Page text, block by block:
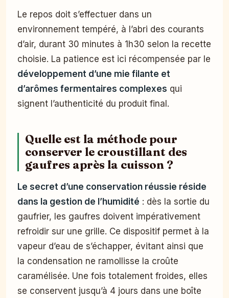
Le repos doit s’effectuer dans un
environnement tempéré, à l’abri des courants
d’air, durant 30 minutes à 1h30 selon la recette
choisie. La patience est ici récompensée par le
développement d’une mie filante et
d’arômes fermentaires complexes qui
signent l’authenticité du produit final.
Quelle est la méthode pour
conserver le croustillant des
gaufres après la cuisson ?
Le secret d’une conservation réussie réside
dans la gestion de l’humidité : dès la sortie du
gaufrier, les gaufres doivent impérativement
refroidir sur une grille. Ce dispositif permet à la
vapeur d’eau de s’échapper, évitant ainsi que
la condensation ne ramollisse la croûte
caramélisée. Une fois totalement froides, elles
se conservent jusqu’à 4 jours dans une boîte